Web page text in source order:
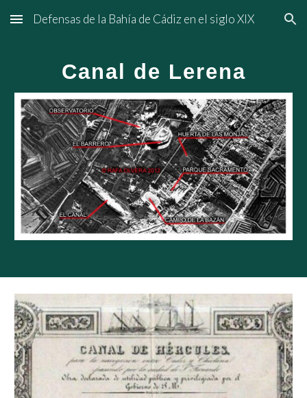
Skip to main content Skip to navigation
Defensas de la Bahía de Cádiz en el siglo XIX
Canal de Lerena